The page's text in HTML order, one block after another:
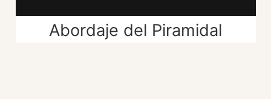
Abordaje del Piramidal